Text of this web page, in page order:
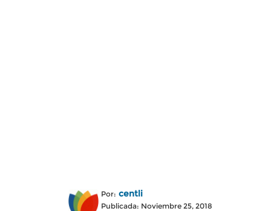
Por: centli
Publicada: Noviembre 25, 2018